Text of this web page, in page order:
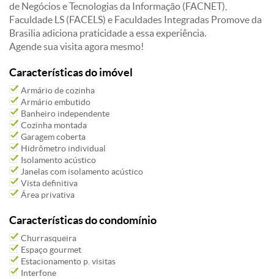
de Negócios e Tecnologias da Informação (FACNET),
Faculdade LS (FACELS) e Faculdades Integradas Promove da
Brasilia adiciona praticidade a essa experiência.
Agende sua visita agora mesmo!
Características do imóvel
Armário de cozinha
Armário embutido
Banheiro independente
Cozinha montada
Garagem coberta
Hidrômetro individual
Isolamento acústico
Janelas com isolamento acústico
Vista definitiva
Área privativa
Características do condomínio
Churrasqueira
Espaço gourmet
Estacionamento p. visitas
Interfone